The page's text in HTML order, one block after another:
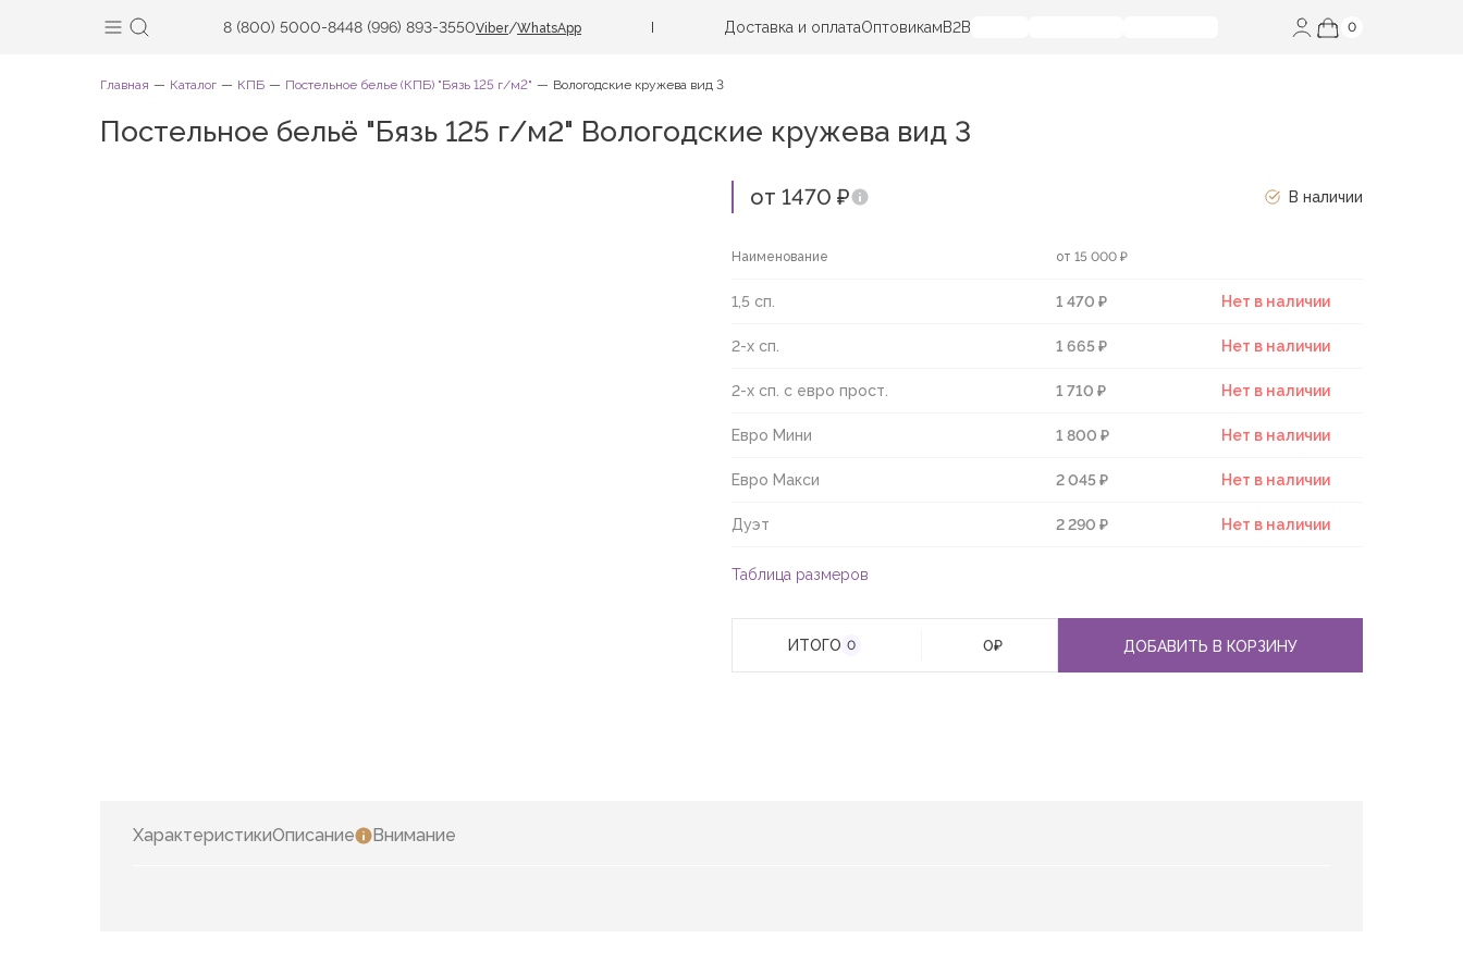
8 (800) 5000-8448 (996) 893-3550Viber/WhatsApp Доставка и оплатаОптовикамB2B 0
Главная Каталог КПБ Постельное белье (КПБ) "Бязь 125 г/м2" Вологодские кружева вид 3
Постельное бельё "Бязь 125 г/м2" Вологодские кружева вид 3
от 1470 ₽ В наличии
Наименование от 15 000 ₽
1,5 сп. 1 470 ₽ Нет в наличии
2-х сп. 1 665 ₽ Нет в наличии
2-х сп. с евро прост. 1 710 ₽ Нет в наличии
Евро Мини 1 800 ₽ Нет в наличии
Евро Макси 2 045 ₽ Нет в наличии
Дуэт 2 290 ₽ Нет в наличии
Таблица размеров
ИТОГО 0 0₽ ДОБАВИТЬ В КОРЗИНУ
ХарактеристикиОписание Внимание